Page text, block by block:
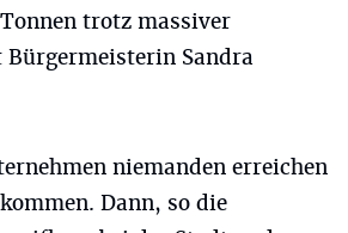
trotz massiver
Bürgermeisterin Sandra
niemanden erreichen
Dann, so die